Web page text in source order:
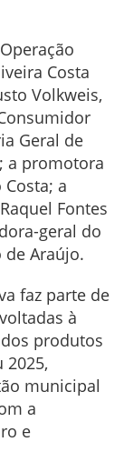
Costa
Volkweis,
Geral de
a promotora
a
Fontes
geral do
de Araújo.
faz parte de
à
produtos
2025,
municipal
a
e